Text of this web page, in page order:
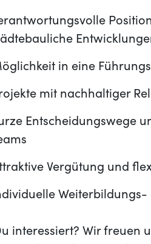
in eine
mit nachhaltiger
Entscheidungswege
Vergütung und
interessiert? Wir freuen